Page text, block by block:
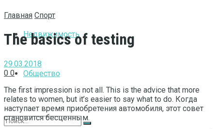
Недвижимость
Общество
Главная Спорт
The basics of testing
29.03.2018
0 0
The first impression is not all. This is the advice that more
relates to women, but it’s easier to say what to do. Когда
наступает время приобретения автомобиля, этот совет
становится бесценным.